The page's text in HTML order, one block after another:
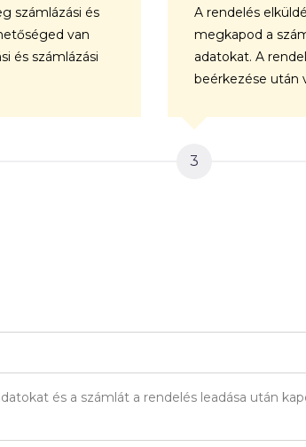
számlázási és
van
és számlázási
A rendelés
megkapod a
adatokat. A
beérkezése után
3
és a számlát a rendelés leadása után